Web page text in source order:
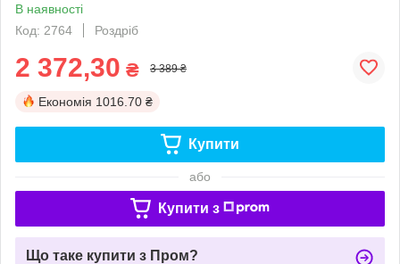
В наявності
Код: 2764
Роздріб
2 372,30 ₴ 3 389 ₴
Економія 1016.70 ₴
Купити
або
Купити з
Що таке купити з Пром?